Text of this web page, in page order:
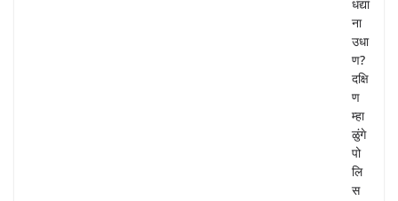
धंद्यां
ना
उधा
ण?
दक्षि
ण
म्हा
ळुंगे
पो
लि
स